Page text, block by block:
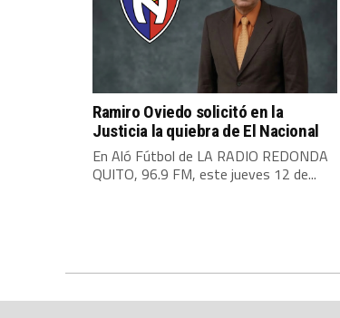
Ramiro Oviedo solicitó en la
Justicia la quiebra de El Nacional
En Aló Fútbol de LA RADIO REDONDA
QUITO, 96.9 FM, este jueves 12 de...